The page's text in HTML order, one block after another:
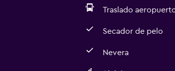
Traslado
Secador de pelo
Nevera